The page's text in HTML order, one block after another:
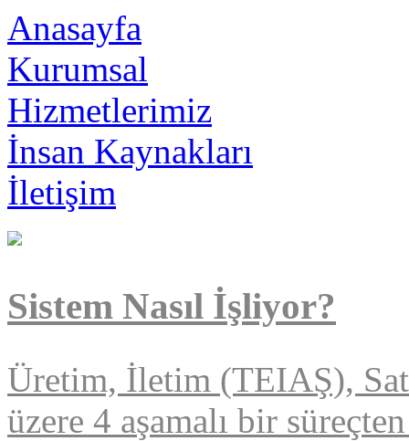
Anasayfa
Kurumsal
Hizmetlerimiz
İnsan Kaynakları
İletişim
Sistem Nasıl İşliyor?
Üretim, İletim (TEIAŞ),
üzere 4 aşamalı bir